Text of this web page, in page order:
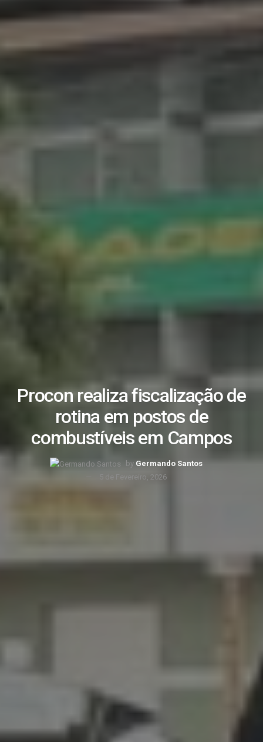
Procon realiza fiscalização de
rotina em postos de
combustíveis em Campos
by Germando Santos
5 de Fevereiro, 2026